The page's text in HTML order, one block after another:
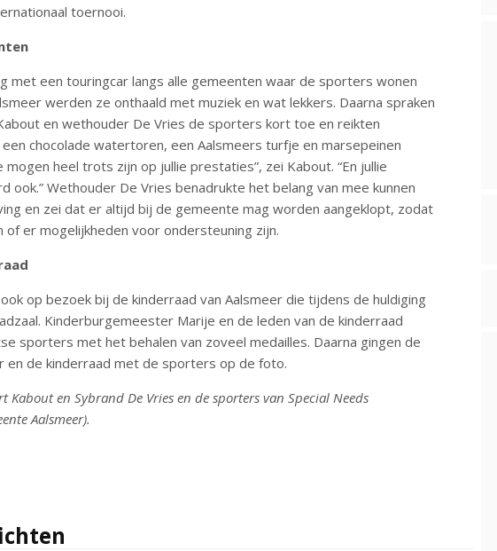
toernooi.
met een touringcar langs alle gemeenten waar de sporters wonen
werden ze onthaald met muziek en wat lekkers. Daarna spraken
en wethouder De Vries de sporters kort toe en reikten
chocolade watertoren, een Aalsmeers turfje en marsepeinen
mogen heel trots zijn op jullie prestaties”, zei Kabout. “En jullie
ook.” Wethouder De Vries benadrukte het belang van mee kunnen
en zei dat er altijd bij de gemeente mag worden aangeklopt, zodat
of er mogelijkheden voor ondersteuning zijn.
op bezoek bij de kinderraad van Aalsmeer die tijdens de huldiging
Kinderburgemeester Marije en de leden van de kinderraad
sporters met het behalen van zoveel medailles. Daarna gingen de
en de kinderraad met de sporters op de foto.
Kabout en Sybrand De Vries en de sporters van Special Needs
Aalsmeer).